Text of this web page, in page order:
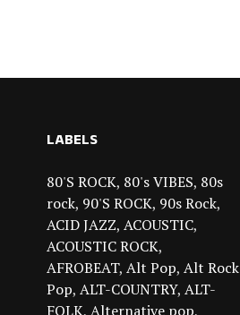
LABELS
80'S ROCK 80's VIBES 80s
rock 90'S ROCK 90s Rock
ACID JAZZ ACOUSTIC
ACOUSTIC ROCK
AFROBEAT Alt Pop Alt Rock
Pop ALT-COUNTRY ALT-
FOLK Alternative pop